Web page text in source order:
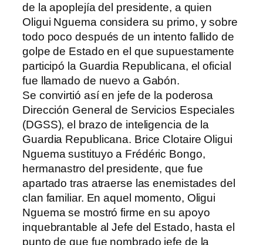
de la apoplejía del presidente, a quien
Oligui Nguema considera su primo, y sobre
todo poco después de un intento fallido de
golpe de Estado en el que supuestamente
participó la Guardia Republicana, el oficial
fue llamado de nuevo a Gabón.
Se convirtió así en jefe de la poderosa
Dirección General de Servicios Especiales
(DGSS), el brazo de inteligencia de la
Guardia Republicana. Brice Clotaire Oligui
Nguema sustituyo a Frédéric Bongo,
hermanastro del presidente, que fue
apartado tras atraerse las enemistades del
clan familiar. En aquel momento, Oligui
Nguema se mostró firme en su apoyo
inquebrantable al Jefe del Estado, hasta el
punto de que fue nombrado jefe de la